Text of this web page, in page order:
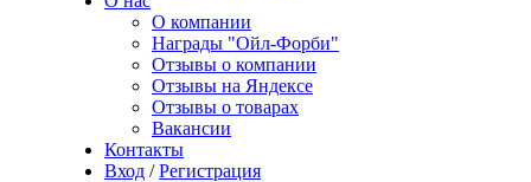
О компании
Награды "Ойл-Форби"
Отзывы о компании
Отзывы на Яндексе
Отзывы о товарах
Вакансии
Контакты
Вход / Регистрация